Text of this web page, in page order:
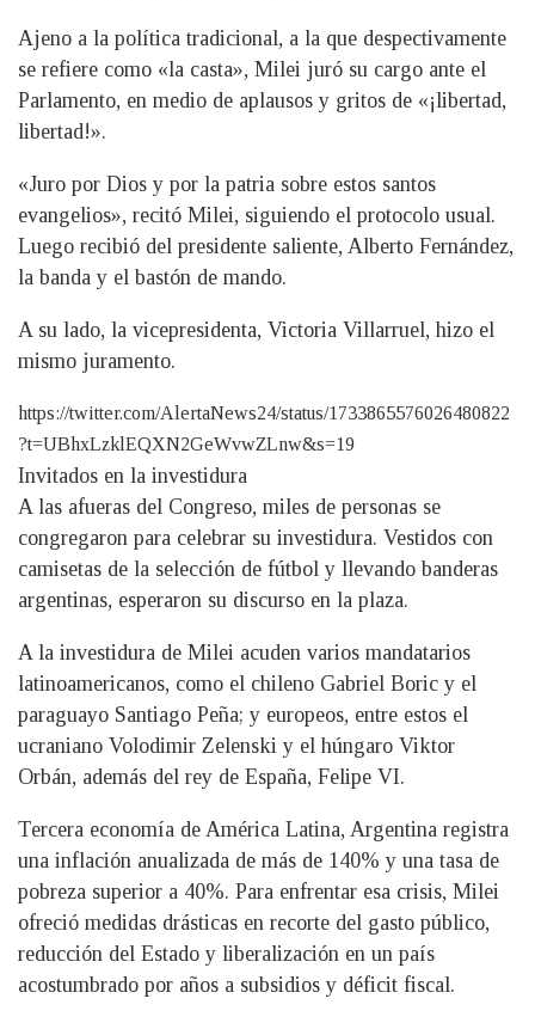
Ajeno a la política tradicional, a la que despectivamente
se refiere como «la casta», Milei juró su cargo ante el
Parlamento, en medio de aplausos y gritos de «¡libertad,
libertad!».
«Juro por Dios y por la patria sobre estos santos
evangelios», recitó Milei, siguiendo el protocolo usual.
Luego recibió del presidente saliente, Alberto Fernández,
la banda y el bastón de mando.
A su lado, la vicepresidenta, Victoria Villarruel, hizo el
mismo juramento.
https://twitter.com/AlertaNews24/status/1733865576026480822
?t=UBhxLzklEQXN2GeWvwZLnw&s=19
Invitados en la investidura
A las afueras del Congreso, miles de personas se
congregaron para celebrar su investidura. Vestidos con
camisetas de la selección de fútbol y llevando banderas
argentinas, esperaron su discurso en la plaza.
A la investidura de Milei acuden varios mandatarios
latinoamericanos, como el chileno Gabriel Boric y el
paraguayo Santiago Peña; y europeos, entre estos el
ucraniano Volodimir Zelenski y el húngaro Viktor
Orbán, además del rey de España, Felipe VI.
Tercera economía de América Latina, Argentina registra
una inflación anualizada de más de 140% y una tasa de
pobreza superior a 40%. Para enfrentar esa crisis, Milei
ofreció medidas drásticas en recorte del gasto público,
reducción del Estado y liberalización en un país
acostumbrado por años a subsidios y déficit fiscal.